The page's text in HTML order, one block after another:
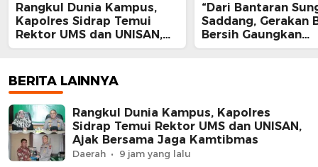
Rangkul Dunia Kampus,
Kapolres Sidrap Temui
Rektor UMS dan UNISAN,
Ajak Bersama Jaga
“Dari Bantaran
Saddang, Gerakan
Bersih Gaungkan
Kesadaran Jaga
BERITA LAINNYA
Rangkul Dunia Kampus, Kapolres
Sidrap Temui Rektor UMS dan UNISAN,
Ajak Bersama Jaga Kamtibmas
Daerah 9 jam yang lalu